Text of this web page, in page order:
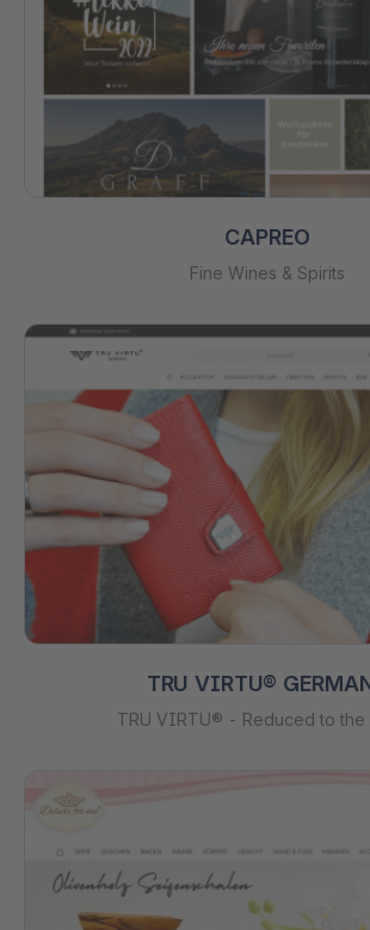
CAPREO
Fine Wines & Spirits
TRU VIRTU®
TRU VIRTU® - Reduced to the